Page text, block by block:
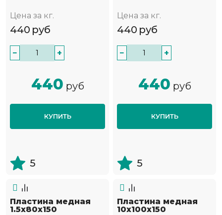
Цена за кг.
440 руб
− +
440 руб
КУПИТЬ
5
Цена за кг.
440 руб
− +
440 руб
КУПИТЬ
5
Пластина медная
1.5х80х150
Пластина медная
10х100х150